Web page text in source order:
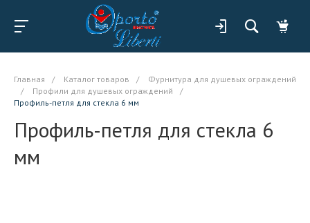
Главная / Каталог товаров /
Фурнитура для душевых ограждений
/
Профили для душевых ограждений
/
Профиль-петля для стекла 6 мм
Профиль-петля для стекла 6
мм